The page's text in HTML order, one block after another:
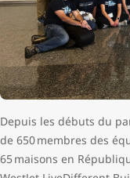
Depuis les débuts du
de 650 membres des
65 maisons en